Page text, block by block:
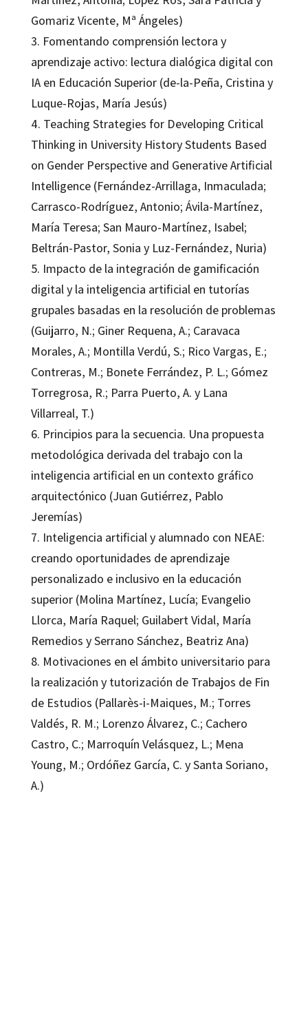
Gomariz Vicente, Mª Ángeles)
3. Fomentando comprensión lectora y
aprendizaje activo: lectura dialógica digital con
IA en Educación Superior (de-la-Peña, Cristina y
Luque-Rojas, María Jesús)
4. Teaching Strategies for Developing Critical
Thinking in University History Students Based
on Gender Perspective and Generative Artificial
Intelligence (Fernández-Arrillaga, Inmaculada;
Carrasco-Rodríguez, Antonio; Ávila-Martínez,
María Teresa; San Mauro-Martínez, Isabel;
Beltrán-Pastor, Sonia y Luz-Fernández, Nuria)
5. Impacto de la integración de gamificación
digital y la inteligencia artificial en tutorías
grupales basadas en la resolución de problemas
(Guijarro, N.; Giner Requena, A.; Caravaca
Morales, A.; Montilla Verdú, S.; Rico Vargas, E.;
Contreras, M.; Bonete Ferrández, P. L.; Gómez
Torregrosa, R.; Parra Puerto, A. y Lana
Villarreal, T.)
6. Principios para la secuencia. Una propuesta
metodológica derivada del trabajo con la
inteligencia artificial en un contexto gráfico
arquitectónico (Juan Gutiérrez, Pablo
Jeremías)
7. Inteligencia artificial y alumnado con NEAE:
creando oportunidades de aprendizaje
personalizado e inclusivo en la educación
superior (Molina Martínez, Lucía; Evangelio
Llorca, María Raquel; Guilabert Vidal, María
Remedios y Serrano Sánchez, Beatriz Ana)
8. Motivaciones en el ámbito universitario para
la realización y tutorización de Trabajos de Fin
de Estudios (Pallarès-i-Maiques, M.; Torres
Valdés, R. M.; Lorenzo Álvarez, C.; Cachero
Castro, C.; Marroquín Velásquez, L.; Mena
Young, M.; Ordóñez García, C. y Santa Soriano,
A.)